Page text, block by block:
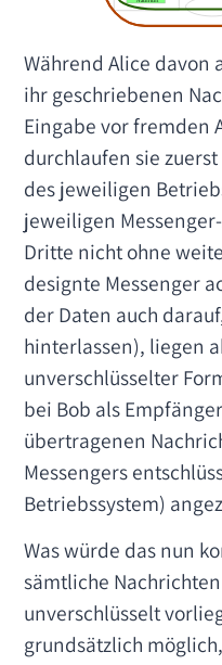
Während Alice davon
ihr geschriebenen
Eingabe vor fremden
durchlaufen sie
des jeweiligen
jeweiligen
Dritte nicht ohne
designte Messenger
der Daten auch
hinterlassen), liegen
unverschlüsselter
bei Bob als
übertragenen
Messengers
Betriebssystem)
Was würde das nun
sämtliche
unverschlüsselt
grundsätzlich